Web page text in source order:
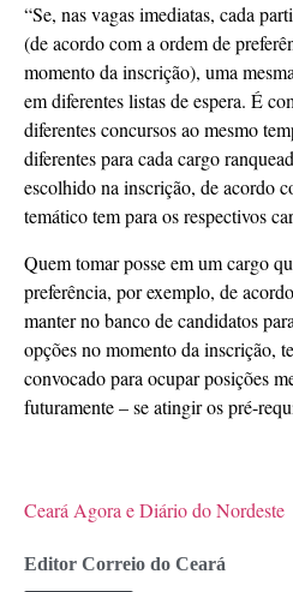
“Se, nas vagas imediatas, cada
(de acordo com a ordem de
momento da inscrição), uma
em diferentes listas de espera. É
diferentes concursos ao mesmo
diferentes para cada cargo
escolhido na inscrição, de acordo
temático tem para os respectivos
Quem tomar posse em um cargo
preferência, por exemplo, de
manter no banco de candidatos
opções no momento da inscrição,
convocado para ocupar posições
futuramente – se atingir os pré-
Ceará Agora e Diário do Nordeste
Editor Correio do Ceará